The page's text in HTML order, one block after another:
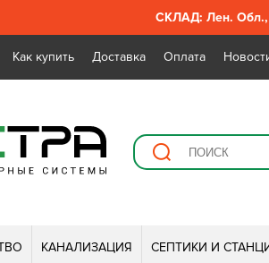
СКЛАД: Лен. Обл.,
Как купить Доставка Оплата
КАНАЛИЗАЦИЯ СЕПТИКИ И